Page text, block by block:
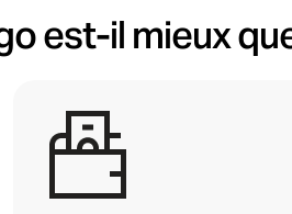
est-il mieux